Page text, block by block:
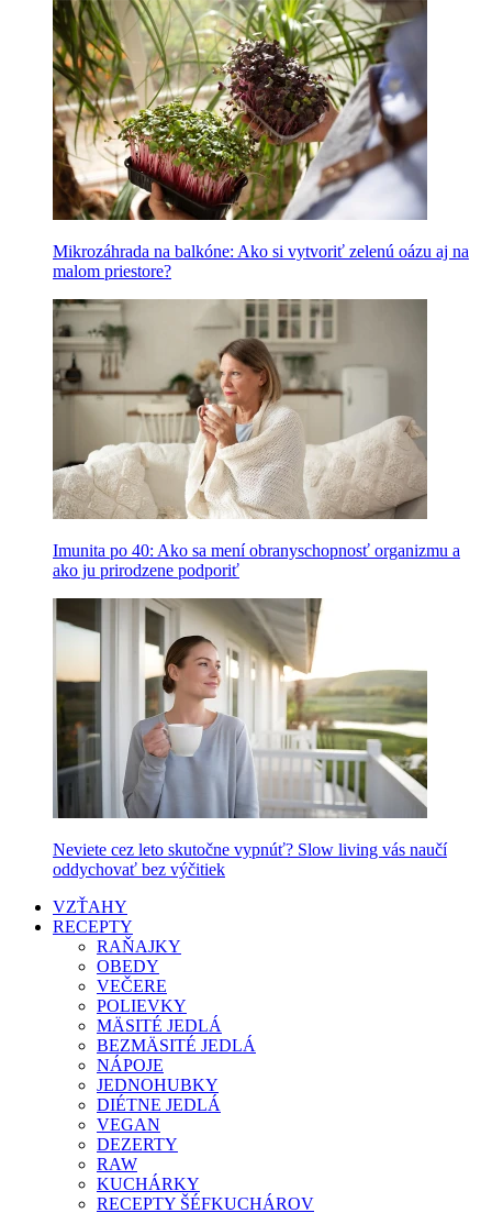
Mikrozáhrada na balkóne: Ako si vytvoriť zelenú oázu aj na
malom priestore?
Imunita po 40: Ako sa mení obranyschopnosť organizmu a
ako ju prirodzene podporiť
Neviete cez leto skutočne vypnúť? Slow living vás naučí
oddychovať bez výčitiek
VZŤAHY
RECEPTY
RAŇAJKY
OBEDY
VEČERE
POLIEVKY
MÄSITÉ JEDLÁ
BEZMÄSITÉ JEDLÁ
NÁPOJE
JEDNOHUBKY
DIÉTNE JEDLÁ
VEGAN
DEZERTY
RAW
KUCHÁRKY
RECEPTY ŠÉFKUCHÁROV